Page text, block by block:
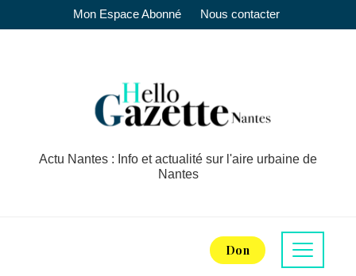
Mon Espace Abonné Nous contacter
Actu Nantes : Info et actualité sur l'aire urbaine de
Nantes
Don